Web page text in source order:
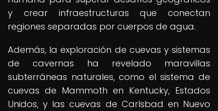
y crear infraestructuras que conectan
regiones separadas por cuerpos de agua.
Además, la exploración de cuevas y sistemas
de cavernas ha revelado maravillas
subterráneas naturales, como el sistema de
cuevas de Mammoth en Kentucky, Estados
Unidos, y las cuevas de Carlsbad en Nuevo